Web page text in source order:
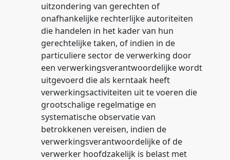
uitzondering van gerechten of
onafhankelijke rechterlijke autoriteiten
die handelen in het kader van hun
gerechtelijke taken, of indien in de
particuliere sector de verwerking door
een verwerkingsverantwoordelijke wordt
uitgevoerd die als kerntaak heeft
verwerkingsactiviteiten uit te voeren die
grootschalige regelmatige en
systematische observatie van
betrokkenen vereisen, indien de
verwerkingsverantwoordelijke of de
verwerker hoofdzakelijk is belast met